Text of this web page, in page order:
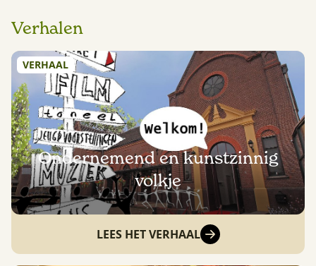
Verhalen
VERHAAL
Ondernemend en kunstzinnig
volkje
LEES HET VERHAAL